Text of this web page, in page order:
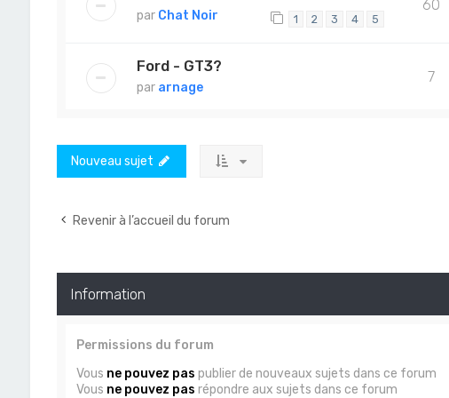
par Chat Noir 1 2 3 4 5
60
Ford - GT3?
par arnage
7
Nouveau sujet
Revenir à l’accueil du forum
Information
Permissions du forum
Vous ne pouvez pas publier de nouveaux sujets dans ce forum
Vous ne pouvez pas répondre aux sujets dans ce forum